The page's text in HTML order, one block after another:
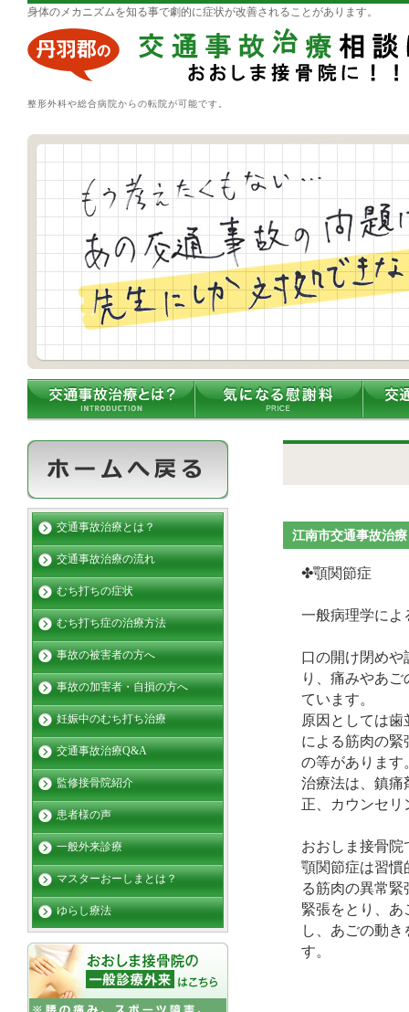
身体のメカニズムを知る事で劇的に症状が改善されることがあります。
整形外科や総合病院からの転院が可能です。
江南市交通事故
✤顎
一般病理学によ
口の開け閉めや
り、痛みやあ
ています。
原因としては
による筋肉の緊
の等があります
治療法は、鎮痛
正、カウンセリ
おおしま接骨院
顎関節症は習慣
る筋肉の異常
緊張をとり、あ
し、あごの動
す。
交通事故治療とは？
交通事故治療の流れ
むち打ちの症状
むち打ち症の治療方法
事故の被害者の方へ
事故の加害者・自損の方へ
妊娠中のむち打ち治療
交通事故治療Q&A
監修接骨院紹介
患者様の声
一般外来診療
マスターおーしまとは？
ゆらし療法